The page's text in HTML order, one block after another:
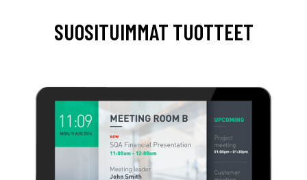
SUOSITUIMMAT TUOTTEET